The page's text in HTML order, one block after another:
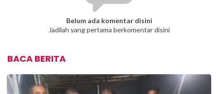
Belum ada komentar disini
Jadilah yang pertama berkomentar disini
BACA BERITA